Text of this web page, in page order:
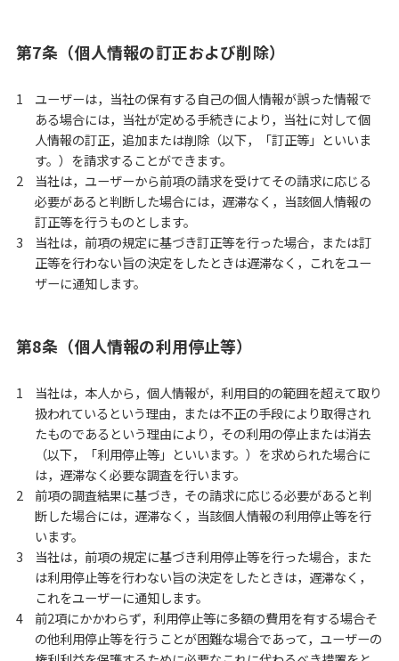
第7条（個人情報の訂正および削除）
ユーザーは，当社の保有する自己の個人情報が誤った情報で
ある場合には，当社が定める手続きにより，当社に対して個
人情報の訂正，追加または削除（以下，「訂正等」といいま
す。）を請求することができます。
当社は，ユーザーから前項の請求を受けてその請求に応じる
必要があると判断した場合には，遅滞なく，当該個人情報の
訂正等を行うものとします。
当社は，前項の規定に基づき訂正等を行った場合，または訂
正等を行わない旨の決定をしたときは遅滞なく，これをユー
ザーに通知します。
第8条（個人情報の利用停止等）
当社は，本人から，個人情報が，利用目的の範囲を超えて取り
扱われているという理由，または不正の手段により取得され
たものであるという理由により，その利用の停止または消去
（以下，「利用停止等」といいます。）を求められた場合に
は，遅滞なく必要な調査を行います。
前項の調査結果に基づき，その請求に応じる必要があると判
断した場合には，遅滞なく，当該個人情報の利用停止等を行
います。
当社は，前項の規定に基づき利用停止等を行った場合，また
は利用停止等を行わない旨の決定をしたときは，遅滞なく，
これをユーザーに通知します。
前2項にかかわらず，利用停止等に多額の費用を有する場合そ
の他利用停止等を行うことが困難な場合であって，ユーザーの